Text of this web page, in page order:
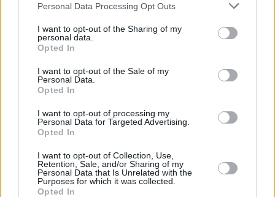
Personal Data Processing Opt Outs
I want to opt-out of the Sharing of my
personal data.
Opted In
I want to opt-out of the Sale of my
Personal Data.
Opted In
I want to opt-out of processing my
Personal Data for Targeted Advertising.
Opted In
I want to opt-out of Collection, Use,
Retention, Sale, and/or Sharing of my
Personal Data that Is Unrelated with the
Purposes for which it was collected.
Opted In
Τόλης Λελεκίδης